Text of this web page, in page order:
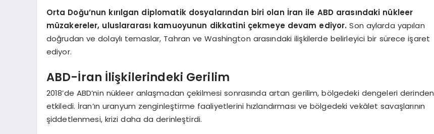
Orta Doğu’nun kırılgan diplomatik dosyalarından biri olan İran ile ABD arasındaki nükleer
müzakereler, uluslararası kamuoyunun dikkatini çekmeye devam ediyor. Son aylarda yapılan
doğrudan ve dolaylı temaslar, Tahran ve Washington arasındaki ilişkilerde belirleyici bir sürece işaret
ediyor.
ABD-İran İlişkilerindeki Gerilim
2018’de ABD’nin nükleer anlaşmadan çekilmesi sonrasında artan gerilim, bölgedeki dengeleri derinden
etkiledi. İran’ın uranyum zenginleştirme faaliyetlerini hızlandırması ve bölgedeki vekâlet savaşlarının
şiddetlenmesi, krizi daha da derinleştirdi.